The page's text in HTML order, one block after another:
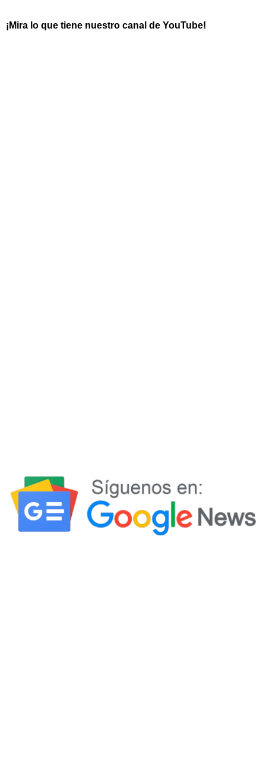
¡Mira lo que tiene nuestro canal de YouTube!